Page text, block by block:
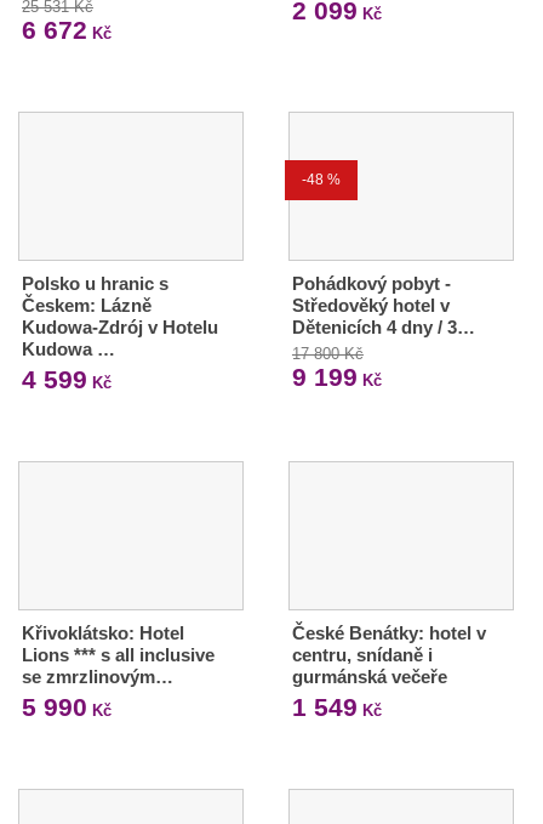
25 531 Kč
6 672 Kč
2 099 Kč
Polsko u hranic s
Českem: Lázně
Kudowa-Zdrój v Hotelu
Kudowa …
4 599 Kč
-48 %
Pohádkový pobyt -
Středověký hotel v
Dětenicích 4 dny / 3…
17 800 Kč
9 199 Kč
Křivoklátsko: Hotel
Lions *** s all inclusive
se zmrzlinovým…
5 990 Kč
České Benátky: hotel v
centru, snídaně i
gurmánská večeře
1 549 Kč